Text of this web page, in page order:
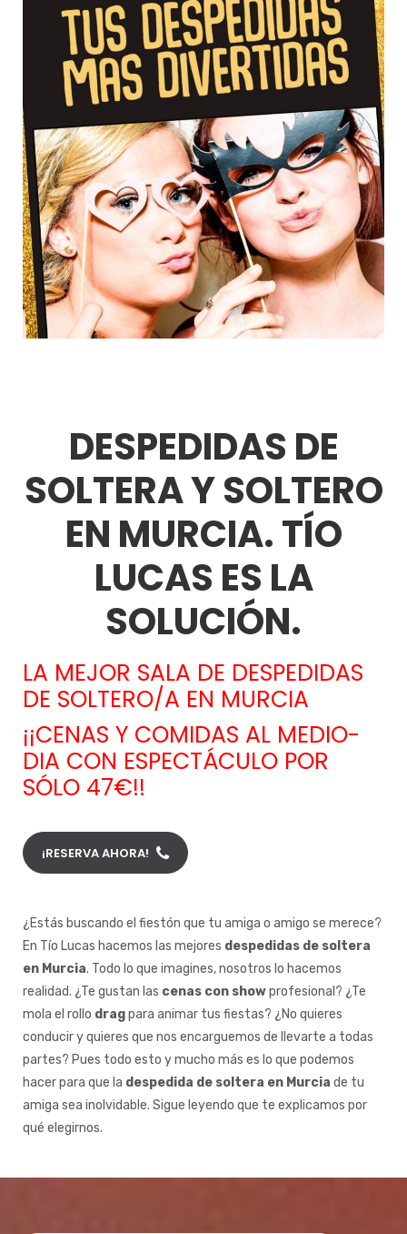
DESPEDIDAS DE
SOLTERA Y SOLTERO
EN MURCIA. TÍO
LUCAS ES LA
SOLUCIÓN.
LA MEJOR SALA DE DESPEDIDAS
DE SOLTERO/A EN MURCIA
¡¡CENAS Y COMIDAS AL MEDIO-
DIA CON ESPECTÁCULO POR
SÓLO 47€!!
¡RESERVA AHORA!
¿Estás buscando el fiestón que tu amiga o amigo se merece?
En Tío Lucas hacemos las mejores despedidas de soltera
en Murcia. Todo lo que imagines, nosotros lo hacemos
realidad. ¿Te gustan las cenas con showprofesional? ¿Te
mola el rollo dragpara animar tus fiestas? ¿No quieres
conducir y quieres que nos encarguemos de llevarte a todas
partes? Pues todo esto y mucho más es lo que podemos
hacer para que la despedida de soltera en Murcia de tu
amiga sea inolvidable. Sigue leyendo que te explicamos por
qué elegirnos.